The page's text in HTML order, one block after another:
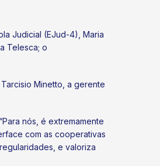
Judicial (EJud-4), Maria
Telesca; o
Minetto, a gerente
nós, é extremamente
com as cooperativas
e valoriza